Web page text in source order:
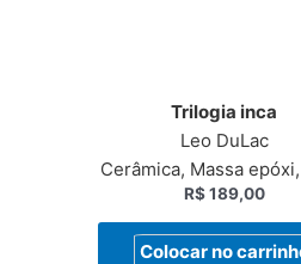
Trilogia inca
Leo DuLac
Cerâmica, Massa
R$189,00
Colocar no